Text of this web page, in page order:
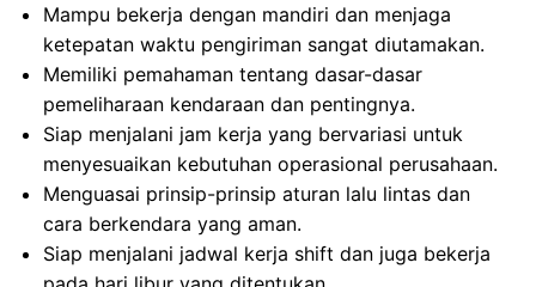
Mampu bekerja dengan mandiri dan menjaga
ketepatan waktu pengiriman sangat diutamakan.
Memiliki pemahaman tentang dasar-dasar
pemeliharaan kendaraan dan pentingnya.
Siap menjalani jam kerja yang bervariasi untuk
menyesuaikan kebutuhan operasional perusahaan.
Menguasai prinsip-prinsip aturan lalu lintas dan
cara berkendara yang aman.
Siap menjalani jadwal kerja shift dan juga bekerja